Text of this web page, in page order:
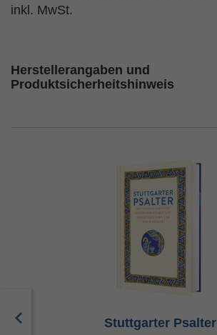
inkl. MwSt.
Herstellerangaben und
Produktsicherheitshinweis
Stuttgarter Psalter